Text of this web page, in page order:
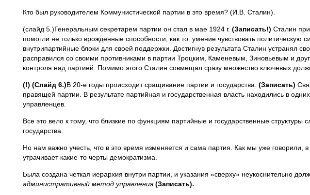
Кто был руководителем Коммунистической партии в это время? (И.В. Сталин).
(слайд 5.)Генеральным секретарем партии он стал в мае 1924 г. (Записать!) Сталин
помогли не только врожденные способности, как то: умение чувствовать политическую
внутрипартийные блоки для своей поддержки. Достигнув результата Сталин устранял
расправился со своими противниками в партии Троцким, Каменевым, Зиновьевым и
контроля над партией. Помимо этого Сталин совмещал сразу множество ключевых
(!) (Слайд 6.)В 20-е годы происходит сращивание партии и государства. (Записать)
правящей партии. В результате партийная и государственная власть находились в
управленцев.
Все это вело к тому, что близкие по функциям партийные и государственные
государства.
Но нам важно учесть, что в это время изменяется и сама партия. Как мы уже говорили,
утрачивает какие-то черты демократизма.
Была создана четкая иерархия внутри партии, и указания «сверху» неукоснительно
административный метод управления(Записать).